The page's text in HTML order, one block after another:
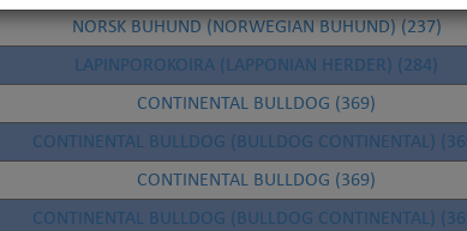
NORSK BUHUND (NORWEGIAN BUHUND) (237)
LAPINPOROKOIRA (LAPPONIAN HERDER) (284)
CONTINENTAL BULLDOG (369)
CONTINENTAL BULLDOG (BULLDOG CONTINENTAL)
CONTINENTAL BULLDOG (369)
CONTINENTAL BULLDOG (BULLDOG CONTINENTAL)